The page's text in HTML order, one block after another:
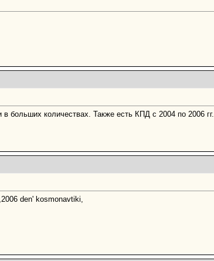
больших количествах. Также есть КПД с 2004 по 2006 гг.
den' kosmonavtiki,